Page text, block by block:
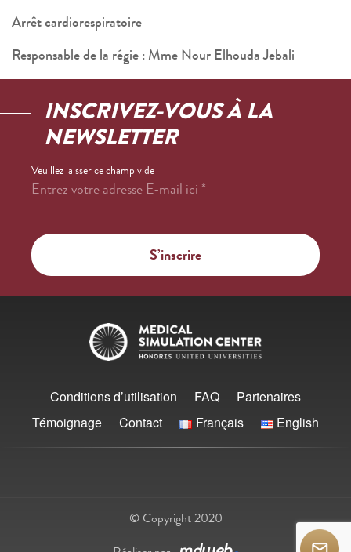
Arrêt cardiorespiratoire
Responsable de la régie : Mme Nour Elhouda Jebali
INSCRIVEZ-VOUS À LA
NEWSLETTER
Veuillez laisser ce champ vide
Entrez votre adresse E-mail ici*
Conditions d’utilisation FAQ
Partenaires
Témoignage
Contact Français English
© Copyright 2020